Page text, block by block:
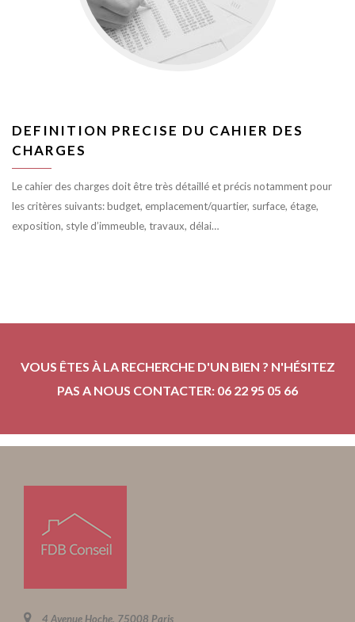
DEFINITION PRECISE DU CAHIER DES
CHARGES
Le cahier des charges doit être très détaillé et précis notamment pour
les critères suivants: budget, emplacement/quartier, surface, étage,
exposition, style d’immeuble, travaux, délai…
VOUS ÊTES À LA RECHERCHE D'UN BIEN ? N'HÉSITEZ
PAS A NOUS CONTACTER: 06 22 95 05 66
4 Avenue Hoche, 75008 Paris